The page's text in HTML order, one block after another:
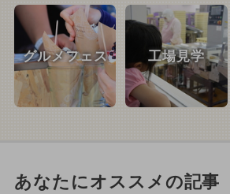
グルメフェス 工場見学
あなたにオススメの記事